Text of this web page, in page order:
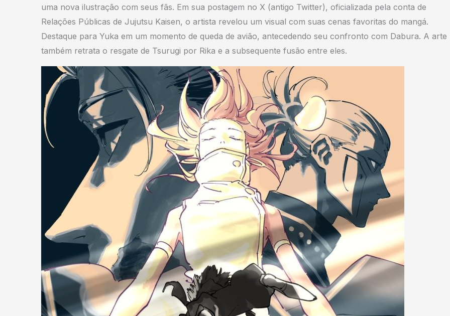
uma nova ilustração com seus fãs. Em sua postagem no X (antigo Twitter), oficializada pela conta de
Relações Públicas de Jujutsu Kaisen, o artista revelou um visual com suas cenas favoritas do mangá.
Destaque para Yuka em um momento de queda de avião, antecedendo seu confronto com Dabura. A arte
também retrata o resgate de Tsurugi por Rika e a subsequente fusão entre eles.